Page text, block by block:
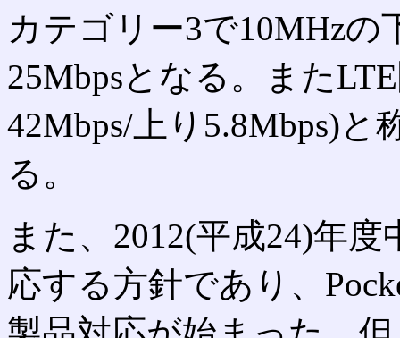
カテゴリー3で10MHzの
25Mbpsとなる。また
42Mbps/上り5.8Mbps)
る。
また、2012(平成24)年
応する方針であり、